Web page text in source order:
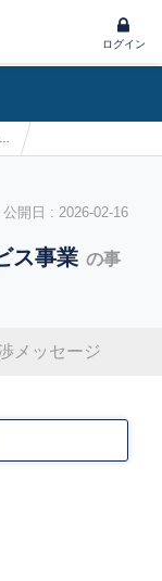
ログイン
開日 : 2026-02-16
ス事業 の事
メッセージ